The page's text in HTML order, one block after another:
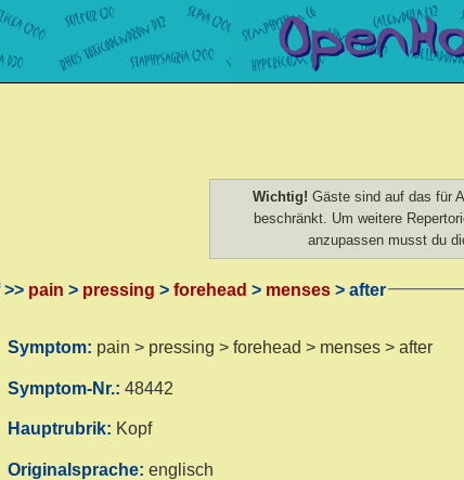
Wichtig! Gäste sind auf das für
beschränkt. Um weitere
anzupassen musst du
>> pain > pressing > forehead > menses > after
Symptom: pain > pressing > forehead > menses > after
Symptom-Nr.:48442
Hauptrubrik: Kopf
Originalsprache:englisch